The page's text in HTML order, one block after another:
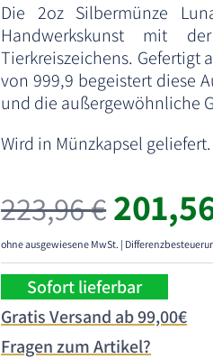
Die 2oz Silbermünze
Handwerkskunst mit
Tierkreiszeichens. Gefertigt
von 999,9 begeistert diese
und die außergewöhnliche
Wird in Münzkapsel geliefert.
223,96€
ohne ausgewiesene MwSt. |
Sofort lieferbar
Gratis Versand ab 99,00€
Fragen zum Artikel?